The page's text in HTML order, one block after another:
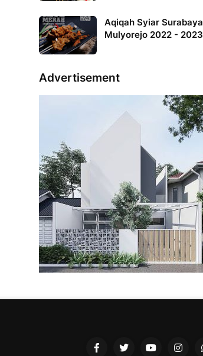
Aqiqah Syiar Surabaya
Mulyorejo 2022 - 2023
Advertisement